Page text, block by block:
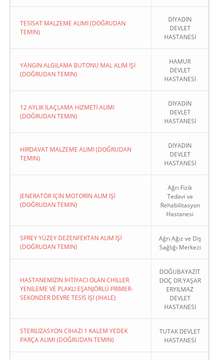
TESİSAT MALZEME ALIMI (DOĞRUDAN
TEMIN)
DİYADİN
DEVLET
HASTANESİ
YANGIN ALGILAMA BUTONU MAL ALIM İŞİ
(DOĞRUDAN TEMIN)
HAMUR
DEVLET
HASTANESİ
12 AYLIK İLAÇLAMA HİZMETİ ALIMI
(DOĞRUDAN TEMIN)
DİYADİN
DEVLET
HASTANESİ
HIRDAVAT MALZEME ALIMI (DOĞRUDAN
TEMIN)
DİYADİN
DEVLET
HASTANESİ
JENERATÖR İÇİN MOTORİN ALIM İŞİ
(DOĞRUDAN TEMIN)
Ağrı Fizik
Tedavi ve
Rehabilitasyon
Hastanesi
SPREY YÜZEY DEZENFEKTAN ALIM İŞİ
(DOĞRUDAN TEMIN)
Ağrı Ağız ve Diş
Sağlığı Merkezi
HASTANEMİZİN İHTİYACI OLAN CHİLLER
YENİLEME VE PLAKLI EŞANJÖRLÜ PRİMER-
SEKONDER DEVRE TESİS İŞİ (İHALE)
DOĞUBAYAZIT
DOÇ DR.YAŞAR
ERYILMAZ
DEVLET
HASTANESİ
STERİLİZASYON CİHAZI 1 KALEM YEDEK
PARÇA ALIMI (DOĞRUDAN TEMIN)
TUTAK DEVLET
HASTANESİ